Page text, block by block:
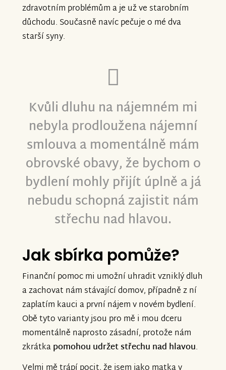
zdravotním problémům a je už ve starobním
důchodu. Současně navíc pečuje o mé dva
starší syny.
Kvůli dluhu na nájemném mi
nebyla prodloužena nájemní
smlouva a momentálně mám
obrovské obavy, že bychom o
bydlení mohly přijít úplně a já
nebudu schopná zajistit nám
střechu nad hlavou.
Jak sbírka pomůže?
Finanční pomoc mi umožní uhradit vzniklý dluh
a zachovat nám stávající domov, případně z ní
zaplatím kauci a první nájem v novém bydlení.
Obě tyto varianty jsou pro mě i mou dceru
momentálně naprosto zásadní, protože nám
zkrátkapomohou udržet střechu nad hlavou.